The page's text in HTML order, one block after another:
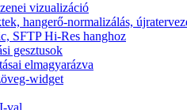
vizualizáció
hangerő-normalizálás,
SFTP Hi-Res hanghoz
gesztusok
elmagyarázva
widget
val